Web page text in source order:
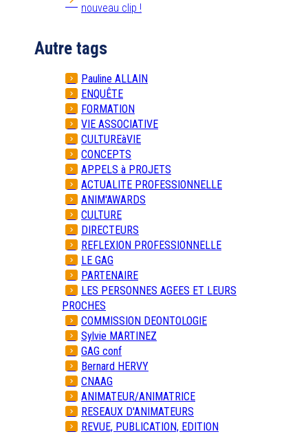
nouveau clip !
Autre tags
Pauline ALLAIN
ENQUÊTE
FORMATION
VIE ASSOCIATIVE
CULTUREàVIE
CONCEPTS
APPELS à PROJETS
ACTUALITE PROFESSIONNELLE
ANIM'AWARDS
CULTURE
DIRECTEURS
REFLEXION PROFESSIONNELLE
LE GAG
PARTENAIRE
LES PERSONNES AGEES ET LEURS
PROCHES
COMMISSION DEONTOLOGIE
Sylvie MARTINEZ
GAG conf
Bernard HERVY
CNAAG
ANIMATEUR/ANIMATRICE
RESEAUX D'ANIMATEURS
REVUE, PUBLICATION, EDITION